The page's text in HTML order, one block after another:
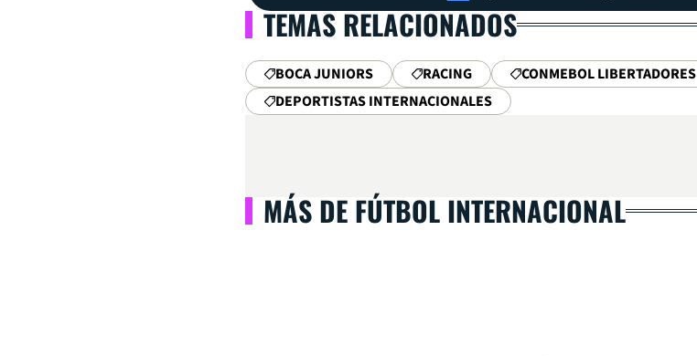
TEMAS RELACIONADOS
BOCA JUNIORS RACING
CONMEBOL LIBERTADORES
DEPORTISTAS INTERNACIONALES
MÁS DE FÚTBOL INTERNACIONAL